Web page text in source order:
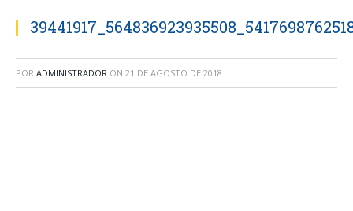
POR ADMINISTRADOR ON 21 DE AGOSTO DE 2018